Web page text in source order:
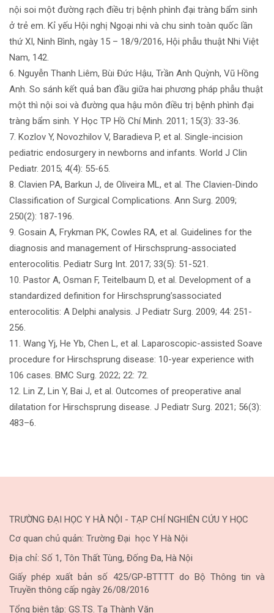
nội soi một đường rạch điều trị bệnh phình đại tràng bẩm sinh
ở trẻ em. Kỉ yếu Hội nghị Ngoại nhi và chu sinh toàn quốc lần
thứ XI, Ninh Bình, ngày 15 – 18/9/2016, Hội phẫu thuật Nhi Việt
Nam, 142.
6. Nguyễn Thanh Liêm, Bùi Đức Hậu, Trần Anh Quỳnh, Vũ Hồng
Anh. So sánh kết quả ban đầu giữa hai phương pháp phẫu thuật
một thì nội soi và đường qua hậu môn điều trị bệnh phình đại
tràng bẩm sinh. Y Học TP Hồ Chí Minh. 2011; 15(3): 33-36.
7. Kozlov Y, Novozhilov V, Baradieva P, et al. Single-incision
pediatric endosurgery in newborns and infants. World J Clin
Pediatr. 2015; 4(4): 55-65.
8. Clavien PA, Barkun J, de Oliveira ML, et al. The Clavien-Dindo
Classification of Surgical Complications. Ann Surg. 2009;
250(2): 187-196.
9. Gosain A, Frykman PK, Cowles RA, et al. Guidelines for the
diagnosis and management of Hirschsprung-associated
enterocolitis. Pediatr Surg Int. 2017; 33(5): 51-521.
10. Pastor A, Osman F, Teitelbaum D, et al. Development of a
standardized definition for Hirschsprung’sassociated
enterocolitis: A Delphi analysis. J Pediatr Surg. 2009; 44: 251-
256.
11. Wang Yj, He Yb, Chen L, et al. Laparoscopic-assisted Soave
procedure for Hirschsprung disease: 10-year experience with
106 cases. BMC Surg. 2022; 22: 72.
12. Lin Z, Lin Y, Bai J, et al. Outcomes of preoperative anal
dilatation for Hirschsprung disease. J Pediatr Surg. 2021; 56(3):
483–6.
TRƯỜNG ĐẠI HỌC Y HÀ NỘI - TẠP CHÍ NGHIÊN CỨU Y HỌC
Cơ quan chủ quản: Trường Đại học Y Hà Nội
Địa chỉ: Số 1, Tôn Thất Tùng, Đống Đa, Hà Nội
Giấy phép xuất bản số 425/GP-BTTTT do Bộ Thông tin và
Truyền thông cấp ngày 26/08/2016
Tổng biên tập: GS.TS. Tạ Thành Văn